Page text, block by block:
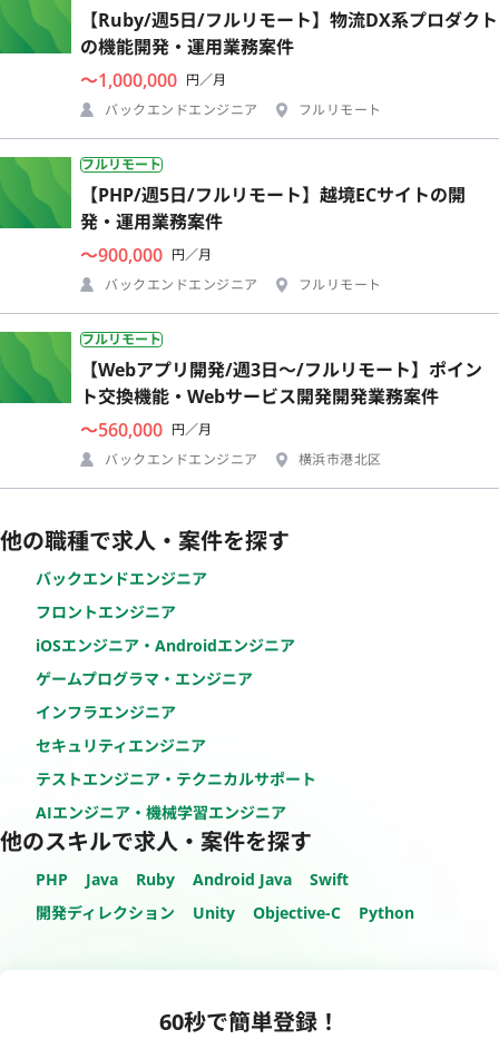
【Ruby/週5日/フルリモート】物流DX系プロダクト
の機能開発・運用業務案件
〜1,000,000 円／月
バックエンドエンジニア
フルリモート
フルリモート
【PHP/週5日/フルリモート】越境ECサイトの開
発・運用業務案件
〜900,000 円／月
バックエンドエンジニア
フルリモート
フルリモート
【Webアプリ開発/週3日〜/フルリモート】ポイン
ト交換機能・Webサービス開発開発業務案件
〜560,000 円／月
バックエンドエンジニア
横浜市港北区
他の職種で求人・案件を探す
バックエンドエンジニア
フロントエンジニア
iOSエンジニア・Androidエンジニア
ゲームプログラマ・エンジニア
インフラエンジニア
セキュリティエンジニア
テストエンジニア・テクニカルサポート
AIエンジニア・機械学習エンジニア
他のスキルで求人・案件を探す
PHP Java Ruby Android Java
Swift
開発ディレクション
Unity Objective-C Python
60秒で簡単登録！